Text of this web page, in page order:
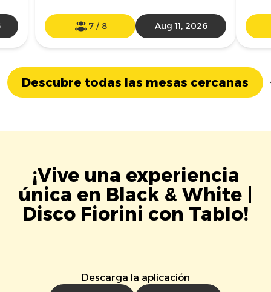
7/ 8 Aug 11, 2026
Descubre todas las mesas cercanas
¡Vive una experiencia
única en Black & White |
Disco Fiorini con Tablo!
Descarga la aplicación